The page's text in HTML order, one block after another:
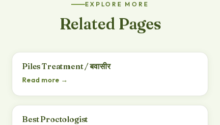
EXPLORE MORE
Related Pages
Piles Treatment / बवासीर
Read more →
Best Proctologist